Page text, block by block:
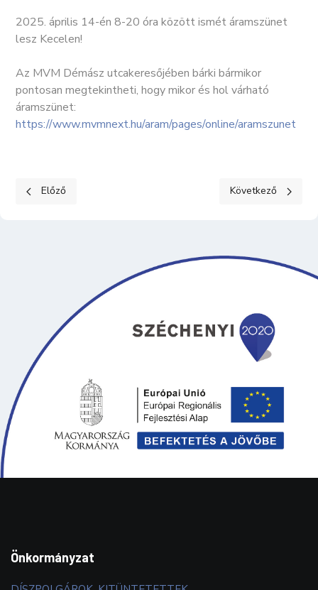
2025. április 14-én 8-20 óra között ismét áramszünet
lesz Kecelen!
Az MVM Démász utcakeresőjében bárki bármikor
pontosan megtekintheti, hogy mikor és hol várható
áramszünet:
https://www.mvmnext.hu/aram/pages/online/aramszunet
Előző cikk: Áldott húsvéti ünnepeket 2025
Előző Következő cikk:
Következő
Önkormányzat